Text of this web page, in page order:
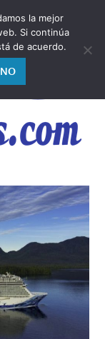
la mejor
Si continúa
de acuerdo.
NO